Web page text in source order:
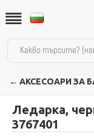
← АКСЕСОАРИ ЗА
Ледарка,
3767401